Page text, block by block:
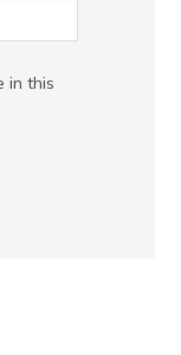
in this